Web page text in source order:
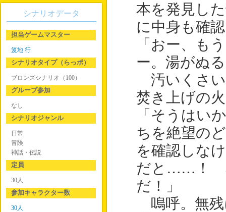
本を発見し
に中身も確
「おー、も
ー。湯がぬ
汚いくさ
焚き上げの
「そうはい
ちを絶望の
を確認しな
だと……！
だ！」
嗚呼。無残
シナリオデータ
担当ゲームマスター
笈地 行
シナリオタイプ（らっポ）
ブロンズシナリオ（100）
グループ参加
なし
シナリオジャンル
日常
冒険
神話・伝説
定員
30人
参加キャラクター数
30人